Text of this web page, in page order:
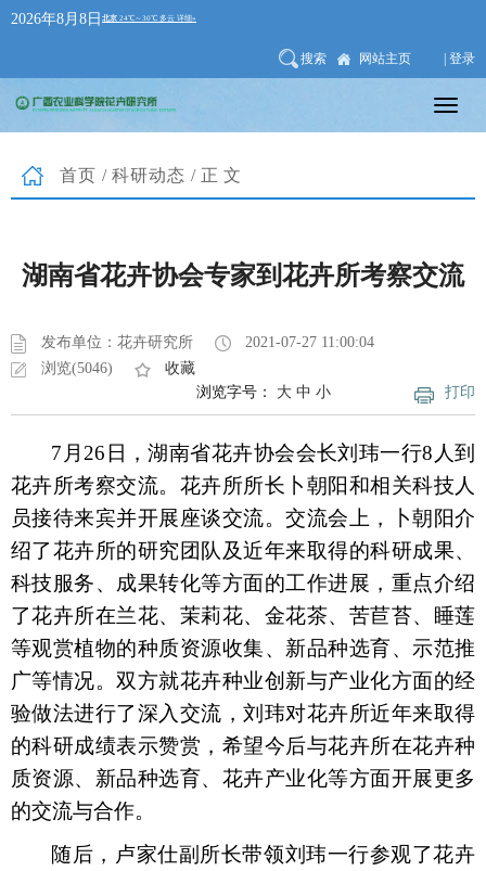
2026年8月8日
搜索 网站主页 | 登录
首页 / 科研动态 /正文
湖南省花卉协会专家到花卉所考察交流
发布单位：花卉研究所
2021-07-27 11:00:04
浏览(5046)
收藏
打印
浏览字号： 大 中 小
7月26日，湖南省花卉协会会长刘玮一行8人到
花卉所考察交流。花卉所所长卜朝阳和相关科技人
员接待来宾并开展座谈交流。交流会上，卜朝阳介
绍了花卉所的研究团队及近年来取得的科研成果、
科技服务、成果转化等方面的工作进展，重点介绍
了花卉所在兰花、茉莉花、金花茶、苦苣苔、睡莲
等观赏植物的种质资源收集、新品种选育、示范推
广等情况。双方就花卉种业创新与产业化方面的经
验做法进行了深入交流，刘玮对花卉所近年来取得
的科研成绩表示赞赏，希望今后与花卉所在花卉种
质资源、新品种选育、花卉产业化等方面开展更多
的交流与合作。
随后，卢家仕副所长带领刘玮一行参观了花卉